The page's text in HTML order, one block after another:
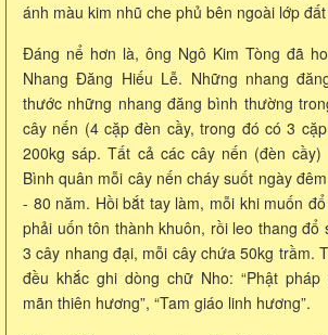
ánh màu kim nhũ che phủ bên ngoài lớp
Đáng nể hơn là, ông Ngô Kim Tòng đã
Nhang Đăng Hiếu Lễ. Những nhang
thước những nhang đăng bình thường
cây nến (4 cặp đèn cầy, trong đó có 3
200kg sáp. Tất cả các cây nến (đèn
Bình quân mỗi cây nến cháy suốt ngày
- 80 năm. Hồi bắt tay làm, mỗi khi muốn
phải uốn tôn thành khuôn, rồi leo thang đổ
3 cây nhang đại, mỗi cây chứa 50kg trầm.
đều khắc ghi dòng chữ Nho: “Phật pháp
mãn thiên hương”, “Tam giáo linh hương”.